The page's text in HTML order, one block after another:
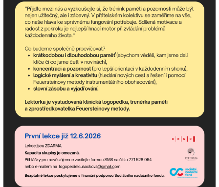
Pokud potřebujete poradit,
jsme tu pro Vás!